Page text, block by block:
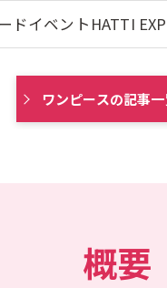
ドイベントHATTI
ワンピースの記事
概要